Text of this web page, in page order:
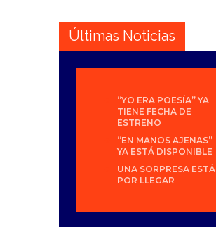
Últimas Noticias
“YO ERA POESÍA” YA
TIENE FECHA DE
ESTRENO
“EN MANOS AJENAS”
YA ESTÁ DISPONIBLE
UNA SORPRESA ESTÁ
POR LLEGAR